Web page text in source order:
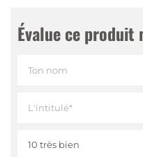
Évalue ce produit